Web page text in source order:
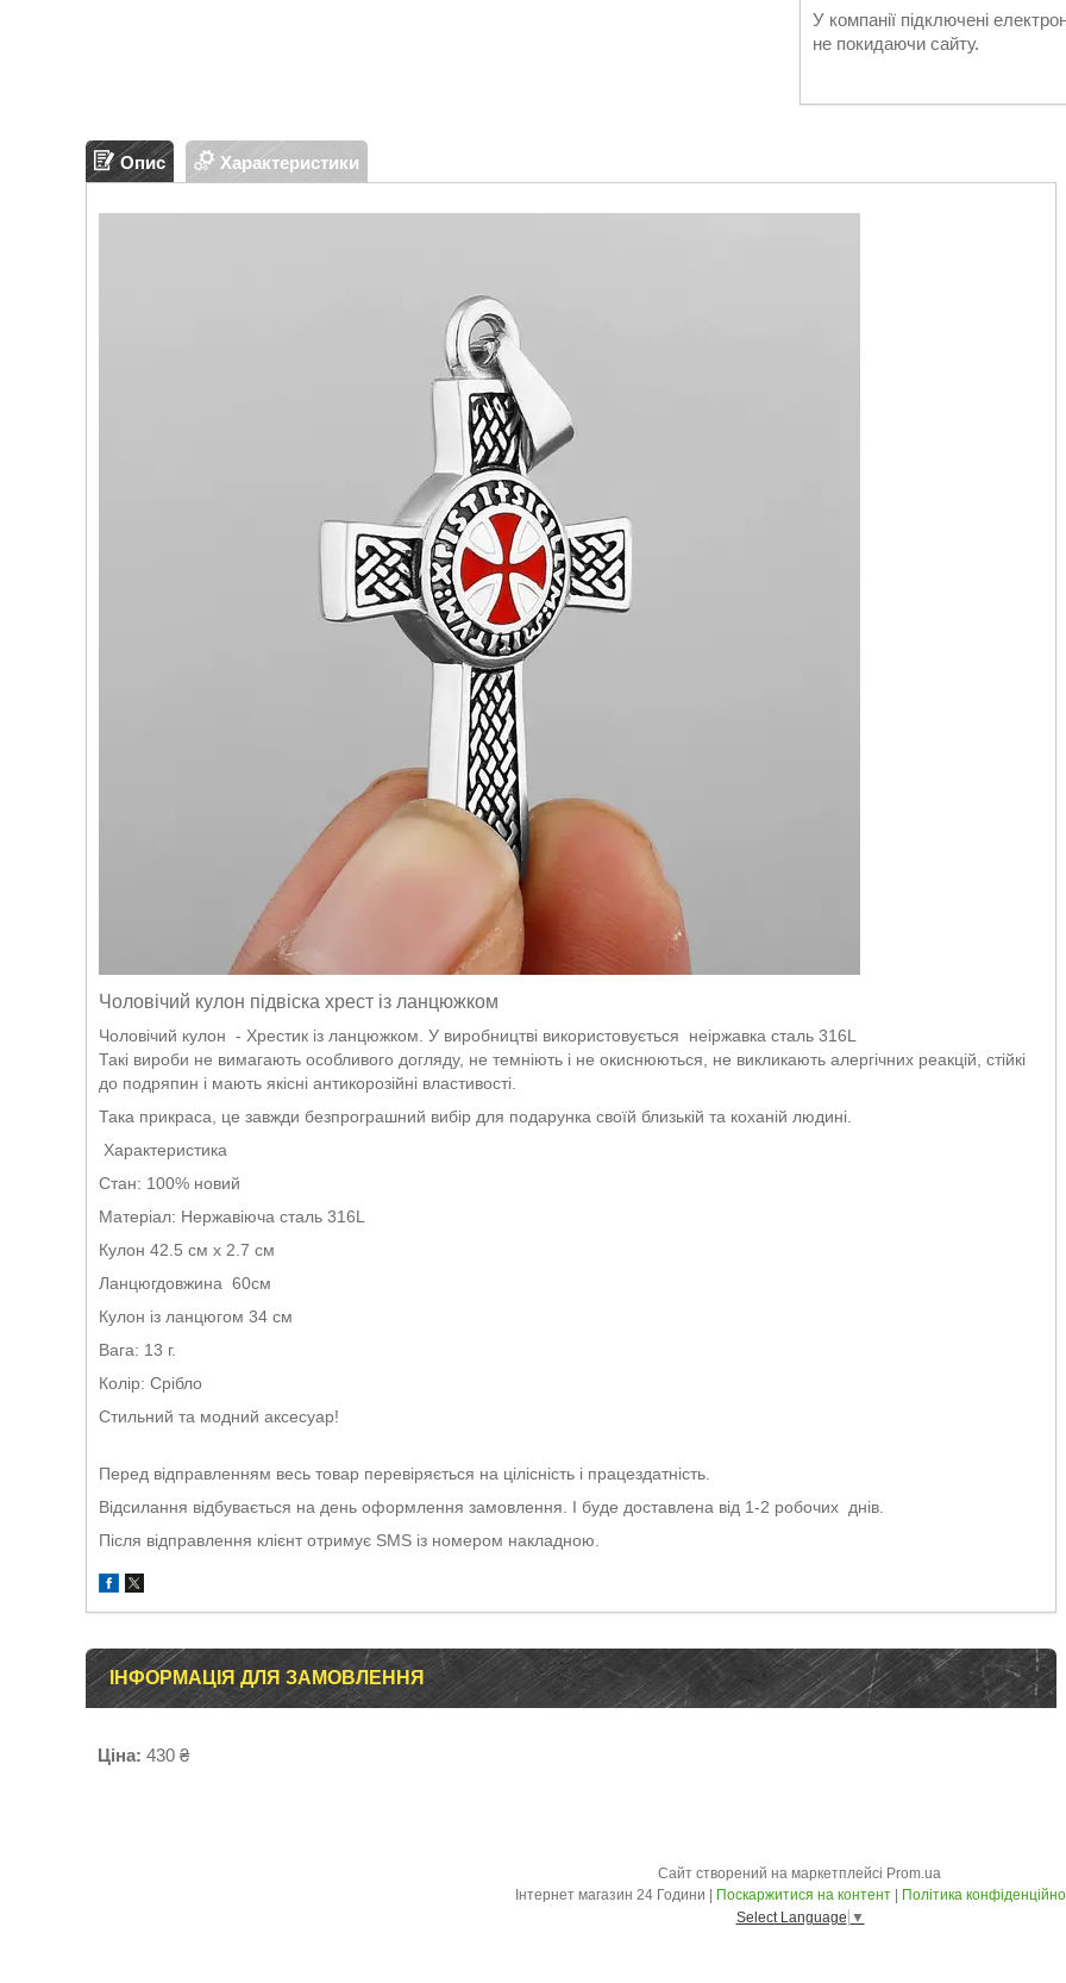
У компанії підключені
не покидаючи сайту.
Опис Характеристики
Чоловічий кулон підвіска хрест із ланцюжком
Чоловічий кулон - Хрестик із ланцюжком. У виробництві використовується неіржавка сталь 316L
Такі вироби не вимагають особливого догляду, не темніють і не окиснюються, не викликають алергічних реакцій, стійкі
до подряпин і мають якісні антикорозійні властивості.
Така прикраса, це завжди безпрограшний вибір для подарунка своїй близькій та коханій людині.
Характеристика
Стан: 100% новий
Матеріал: Нержавіюча сталь 316L
Кулон 42.5 см х 2.7 см
Ланцюгдовжина 60см
Кулон із ланцюгом 34 см
Вага: 13 г.
Колір: Срібло
Стильний та модний аксесуар!
Перед відправленням весь товар перевіряється на цілісність і працездатність.
Відсилання відбувається на день оформлення замовлення. І буде доставлена від 1-2 робочих днів.
Після відправлення клієнт отримує SMS із номером накладною.
ІНФОРМАЦІЯ ДЛЯ ЗАМОВЛЕННЯ
Ціна: 430 ₴
Сайт створений на маркетплейсі Prom.ua
Поскаржитися на контент
Політика
Select Language ▼